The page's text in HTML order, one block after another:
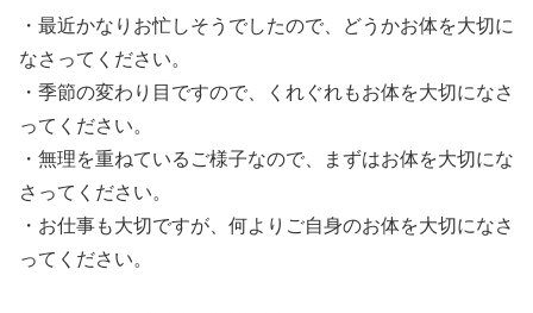
・最近かなりお忙しそうでしたので、どうかお体を大切に
なさってください。
・季節の変わり目ですので、くれぐれもお体を大切になさ
ってください。
・無理を重ねているご様子なので、まずはお体を大切にな
さってください。
・お仕事も大切ですが、何よりご自身のお体を大切になさ
ってください。